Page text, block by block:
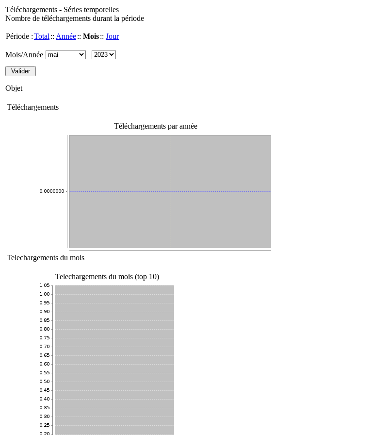
Téléchargements - Séries temporelles
Nombre de téléchargements durant la période
Période :Total :: Année:: Mois:: Jour
Mois/Année
Objet
Téléchargements
Téléchargements par année
Telechargements du mois
Telechargements du mois (top 10)